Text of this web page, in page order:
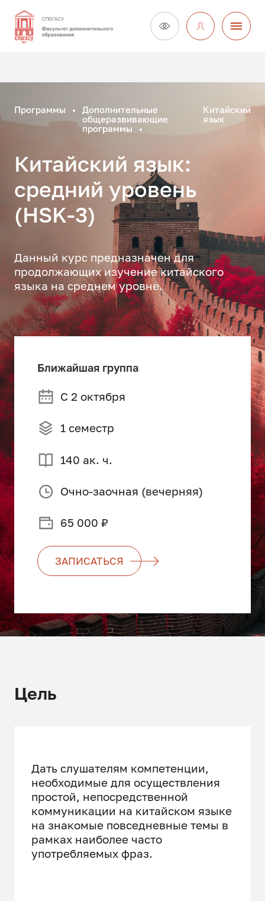
Программы
Дополнительные
общеразвивающие
программы
Китайский
язык
Китайский язык:
средний уровень
(HSK-3)
Данный курс предназначен для
продолжающих изучение китайского
языка на среднем уровне.
Ближайшая группа
С 2 октября
1 семестр
140 ак. ч.
Очно-заочная (вечерняя)
65 000 ₽
ЗАПИСАТЬСЯ
Цель
Дать слушателям компетенции,
необходимые для осуществления
простой, непосредственной
коммуникации на китайском языке
на знакомые повседневные темы в
рамках наиболее часто
употребляемых фраз.